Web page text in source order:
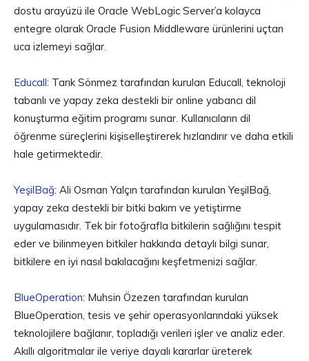
dostu arayüzü ile Oracle WebLogic Server’a kolayca
entegre olarak Oracle Fusion Middleware ürünlerini uçtan
uca izlemeyi sağlar.
Educall: Tarık Sönmez tarafından kurulan Educall, teknoloji
tabanlı ve yapay zeka destekli bir online yabancı dil
konuşturma eğitim programı sunar. Kullanıcıların dil
öğrenme süreçlerini kişiselleştirerek hızlandırır ve daha etkili
hale getirmektedir.
YeşilBağ: Ali Osman Yalçın tarafından kurulan YeşilBağ,
yapay zeka destekli bir bitki bakım ve yetiştirme
uygulamasıdır. Tek bir fotoğrafla bitkilerin sağlığını tespit
eder ve bilinmeyen bitkiler hakkında detaylı bilgi sunar,
bitkilere en iyi nasıl bakılacağını keşfetmenizi sağlar.
BlueOperation: Muhsin Özezen tarafından kurulan
BlueOperation, tesis ve şehir operasyonlarındaki yüksek
teknolojilere bağlanır, topladığı verileri işler ve analiz eder.
Akıllı algoritmalar ile veriye dayalı kararlar üreterek